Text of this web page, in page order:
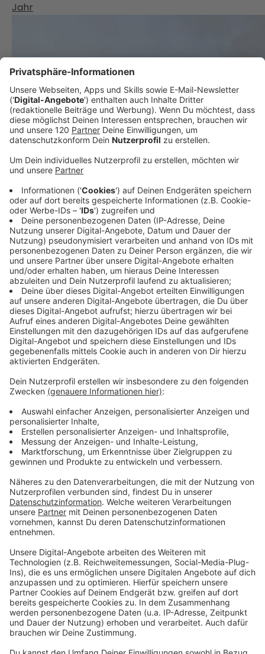
Jahr
Dramatischer Wohnungsbrand in Steyr